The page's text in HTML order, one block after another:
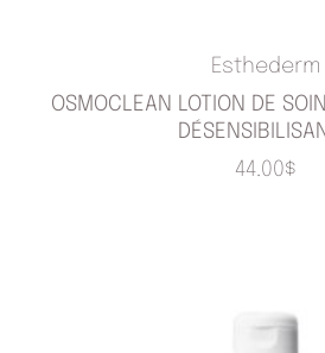
Esthederm
OSMOCLEAN LOTION DE
44.00$